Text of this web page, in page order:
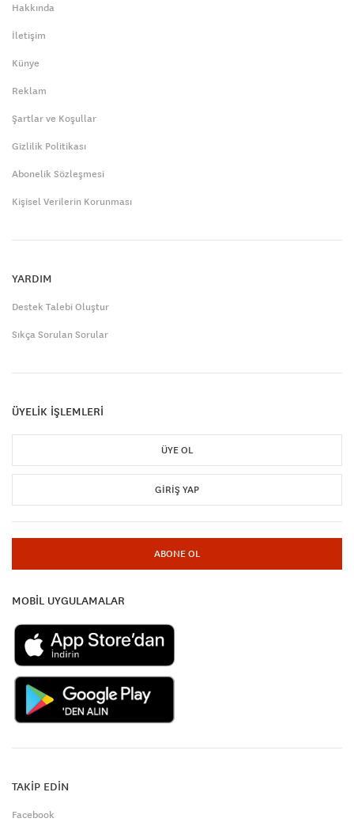
Hakkında
İletişim
Künye
Reklam
Şartlar ve Koşullar
Gizlilik Politikası
Abonelik Sözleşmesi
Kişisel Verilerin Korunması
YARDIM
Destek Talebi Oluştur
Sıkça Sorulan Sorular
ÜYELİK İŞLEMLERİ
ÜYE OL
GIRIŞ YAP
ABONE OL
MOBİL UYGULAMALAR
TAKİP EDİN
Facebook